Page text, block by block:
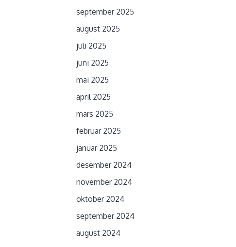
september 2025
august 2025
juli 2025
juni 2025
mai 2025
april 2025
mars 2025
februar 2025
januar 2025
desember 2024
november 2024
oktober 2024
september 2024
august 2024